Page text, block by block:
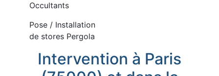
Occultants
Pose / Installation
de stores Pergola
Intervention à Paris